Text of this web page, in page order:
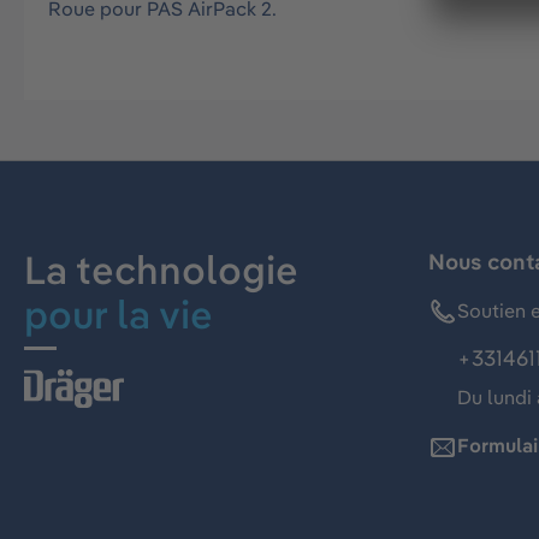
Roue pour PAS AirPack 2.
La technologie
pour la vie
Nous
Soutien
Du lundi